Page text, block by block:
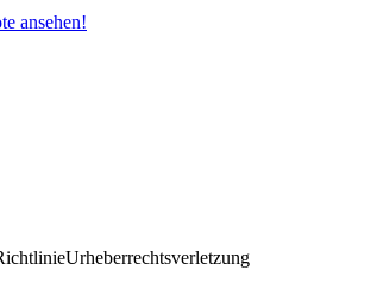
ansehen!
Urheberrechtsverletzung